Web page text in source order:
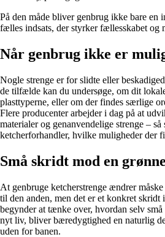
På den måde bliver genbrug ikke bare en
fælles indsats, der styrker fællesskabet og
Når genbrug ikke er
Nogle strenge er for slidte eller
de tilfælde kan du undersøge, om dit
plasttyperne, eller om der findes særlige
Flere producenter arbejder i dag på at
materialer og genanvendelige strenge – så
ketcherforhandler, hvilke muligheder der
Små skridt mod en
At genbruge ketcherstrenge ændrer
til den anden, men det er et konkret
begynder at tænke over, hvordan selv
nyt liv, bliver bæredygtighed en naturlig
uden for banen.